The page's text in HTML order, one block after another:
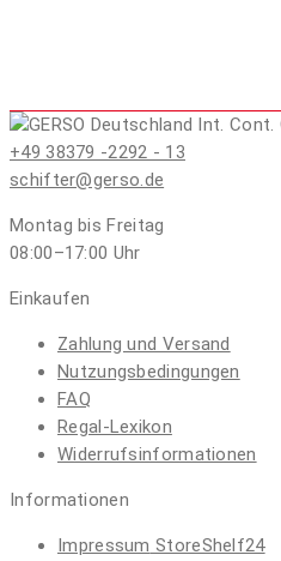
+49 38379 -2292 - 13
schifter@gerso.de
Montag bis Freitag
08:00–17:00 Uhr
Einkaufen
Zahlung und Versand
Nutzungsbedingungen
FAQ
Regal-Lexikon
Widerrufsinformationen
Informationen
Impressum StoreShelf24